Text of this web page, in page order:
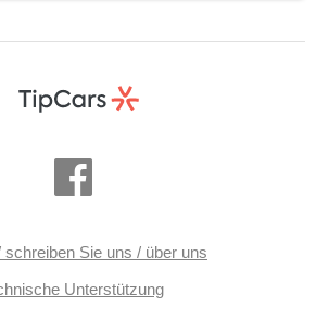
schreiben Sie uns / über uns
Unterstützung